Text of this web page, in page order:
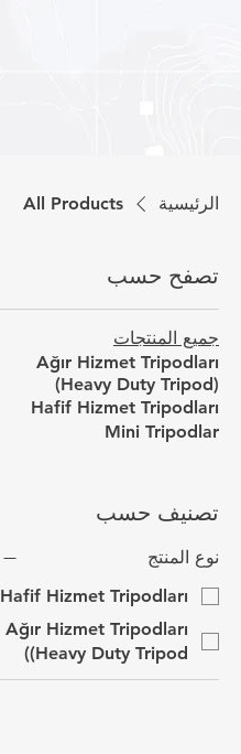
الرئيسية All Products
تصفح حسب
جميع المنتجات
Ağır Hizmet Tripodları
(Heavy Duty Tripod)
Hafif Hizmet Tripodları
Mini Tripodlar
تصنيف حسب
نوع المنتج
Hafif Hizmet Tripodları
Ağır Hizmet Tripodları
(Heavy Duty Tripod)